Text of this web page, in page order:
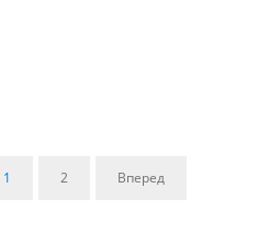
1 2 Вперед